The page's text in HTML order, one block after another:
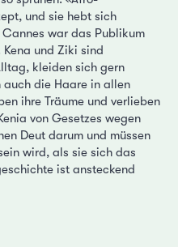
und sie hebt sich
war das Publikum
und Ziki sind
kleiden sich gern
die Haare in allen
ihre Träume und verlieben
von Gesetzes wegen
Deut darum und müssen
wird, als sie sich das
ist ansteckend